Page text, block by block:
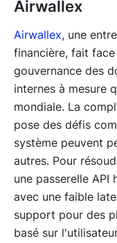
Airwallex
Airwallex, une
financière, fait
gouvernance des
internes à mesure
mondiale. La
pose des défis
système peuvent
autres. Pour
une passerelle
avec une faible
support pour des
basé sur